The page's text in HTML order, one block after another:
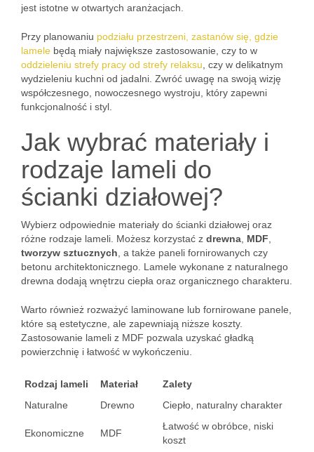
jest istotne w otwartych aranżacjach.
Przy planowaniu podziału przestrzeni, zastanów się, gdzie
lamele będą miały największe zastosowanie, czy to w
oddzieleniu strefy pracy od strefy relaksu , czy w delikatnym
wydzieleniu kuchni od jadalni. Zwróć uwagę na swoją wizję
współczesnego, nowoczesnego wystroju, który zapewni
funkcjonalność i styl.
Jak wybrać materiały i
rodzaje lameli do
ścianki działowej?
Wybierz odpowiednie materiały do ścianki działowej oraz
różne rodzaje lameli. Możesz korzystać z drewna MDF
tworzyw sztucznych , a także paneli fornirowanych czy
betonu architektonicznego. Lamele wykonane z naturalnego
drewna dodają wnętrzu ciepła oraz organicznego charakteru.
Warto również rozważyć laminowane lub fornirowane panele,
które są estetyczne, ale zapewniają niższe koszty.
Zastosowanie lameli z MDF pozwala uzyskać gładką
powierzchnię i łatwość w wykończeniu.
Rodzaj lameli Materiał
Zalety
Naturalne
Drewno Ciepło, naturalny charakter
Ekonomiczne MDF
Łatwość w obróbce, niski
koszt